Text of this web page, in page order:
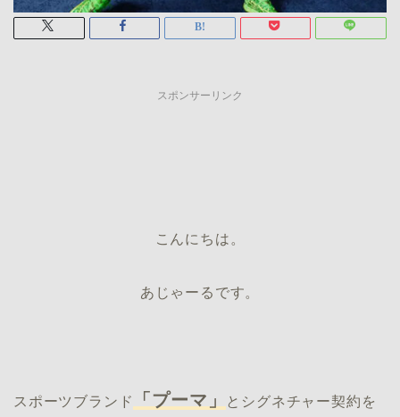
スポンサーリンク
こんにちは。
あじゃーるです。
スポーツブランド 「プーマ」
とシグネチャー契約を